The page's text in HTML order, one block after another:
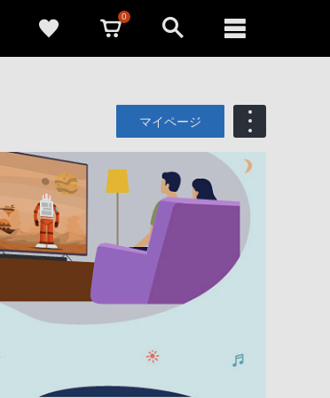
0
マイページ